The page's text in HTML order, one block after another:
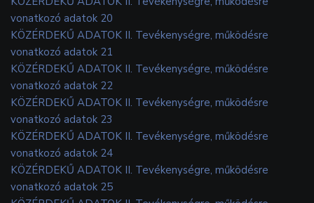
vonatkozó adatok 20
KÖZÉRDEKŰ ADATOK II. Tevékenységre, működésre
vonatkozó adatok 21
KÖZÉRDEKŰ ADATOK II. Tevékenységre, működésre
vonatkozó adatok 22
KÖZÉRDEKŰ ADATOK II. Tevékenységre, működésre
vonatkozó adatok 23
KÖZÉRDEKŰ ADATOK II. Tevékenységre, működésre
vonatkozó adatok 24
KÖZÉRDEKŰ ADATOK II. Tevékenységre, működésre
vonatkozó adatok 25